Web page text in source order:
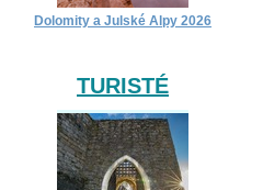
Dolomity a Julské Alpy 2026
TURISTÉ